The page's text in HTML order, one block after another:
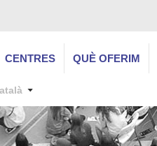
CENTRES QUÈ OFERIM